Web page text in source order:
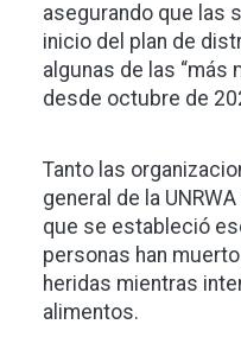
asegurando que las
inicio del plan de
algunas de las “más
desde octubre de
Tanto las
general de la
que se estableció
personas han
heridas mientras
alimentos.